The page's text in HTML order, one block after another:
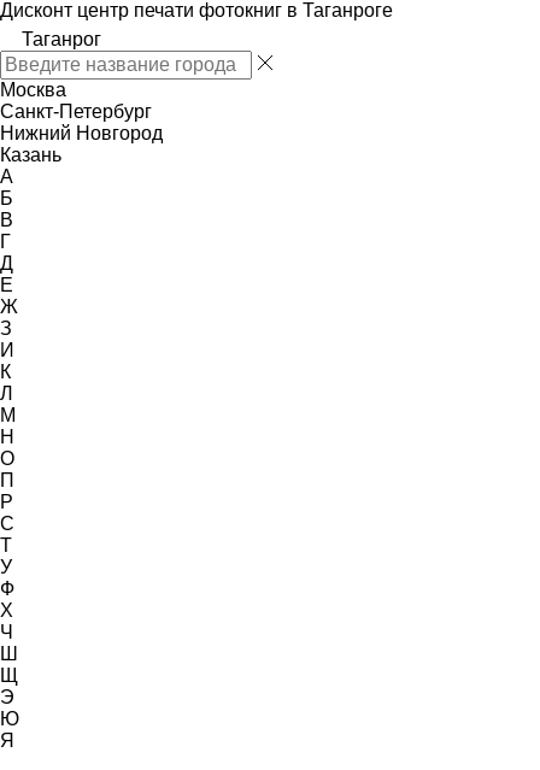
Дисконт центр печати фотокниг в Таганроге
Таганрог
Москва
Санкт-Петербург
Нижний Новгород
Казань
А
Б
В
Г
Д
Е
Ж
З
И
К
Л
М
Н
О
П
Р
С
Т
У
Ф
Х
Ч
Ш
Щ
Э
Ю
Я